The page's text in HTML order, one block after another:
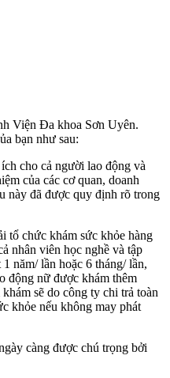
Viện Đa khoa Sơn Uyên.
bạn như sau:
cho cả người lao động và
của các cơ quan, doanh
này đã được quy định rõ trong
tổ chức khám sức khỏe hàng
nhân viên học nghề và tập
năm/ lần hoặc 6 tháng/ lần,
động nữ được khám thêm
sẽ do công ty chi trả toàn
khỏe nếu không may phát
càng được chú trọng bởi